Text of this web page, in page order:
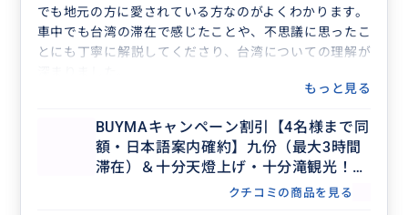
でも地元の方に愛されている方なのがよくわかります。
車中でも台湾の滞在で感じたことや、不思議に思ったこ
とにも丁寧に解説してくださり、台湾についての理解が
台湾のドライバーは運転が荒いと聞いていましたが、と
ても充実して楽しい半日観光になりました。ありがとう
ございました
もっと見る
BUYMAキャンペーン割引【4名様まで同
額・日本語案内確約】九份（最大3時間
滞在）＆十分天燈上げ・十分滝観光！セ
ダンで行く貸切7時間ツアー（士林夜
クチコミの商品を見る